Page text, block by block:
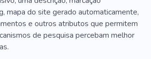
mapa do site gerado automaticamente,
e outros atributos que permitem
de pesquisa percebam melhor